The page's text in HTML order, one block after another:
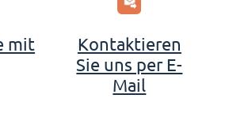
mit
Kontaktieren
Sie uns per E-
Mail